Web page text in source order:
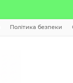
Політика безпеки